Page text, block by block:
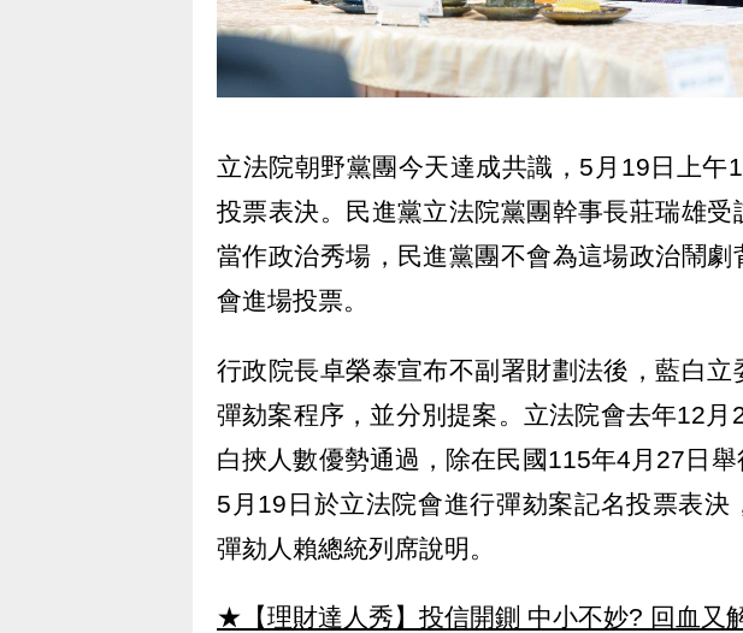
立法院朝野黨團今天達成共識，5月19日上午
投票表決。民進黨立法院黨團幹事長莊瑞雄
當作政治秀場，民進黨團不會為這場政治鬧
會進場投票。
行政院長卓榮泰宣布不副署財劃法後，藍白
彈劾案程序，並分別提案。立法院會去年12月
白挾人數優勢通過，除在民國115年4月27日舉
5月19日於立法院會進行彈劾案記名投票表決
彈劾人賴總統列席說明。
★【理財達人秀】投信開鍘 中小不妙? 回血又